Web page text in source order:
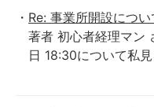
Re: 事業所開設につい
著者 初心者経理マン
日 18:30について私